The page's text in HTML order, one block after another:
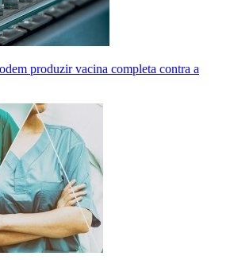
produzir vacina completa contra a